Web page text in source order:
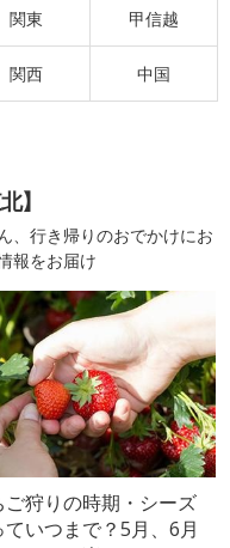
関東 甲信越
関西 中国
】
、行き帰りのおでかけにお
報をお届け
ご狩りの時期・シーズ
ていつまで？5月、6月